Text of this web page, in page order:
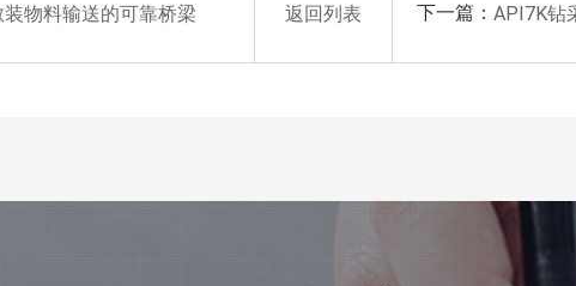
物料输送的可靠桥梁 返回列表 下一篇： API7K钻